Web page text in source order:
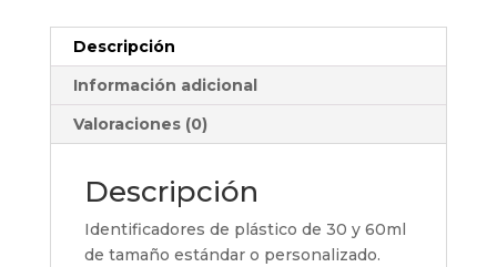
Descripción
Información adicional
Valoraciones (0)
Descripción
Identificadores de plástico de 30 y 60ml
de tamaño estándar o personalizado.